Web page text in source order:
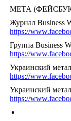
МЕТА
Журнал Business
https://
Группа Business
https://
Украинский
https://
Украинский
https://